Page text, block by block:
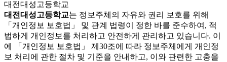
대전대성고등학교
대전대성고등학교는 정보주체의 자유와 권리 보호를 위해
「개인정보 보호법」 및 관계 법령이 정한 바를 준수하여, 적
법하게 개인정보를 처리하고 안전하게 관리하고 있습니다. 이
에 「개인정보 보호법」 제30조에 따라 정보주체에게 개인정
보 처리에 관한 절차 및 기준을 안내하고, 이와 관련한 고충을